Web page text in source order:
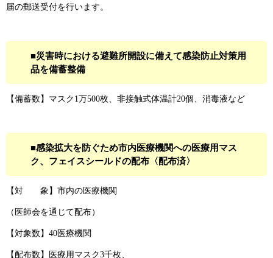
届の郵送受付を行います。
■災害時における避難所開設に備えて感染防止対策用
品を備蓄整備
【備蓄数】マスク1万500枚、非接触式体温計20個、消毒液など
■感染拡大を防ぐため市内医療機関への医療用マス
ク、フェイスシールドの配布〈配布済〉
【対 象】市内の医療機関
（医師会を通じて配布）
【対象数】40医療機関
【配布数】医療用マスク3千枚、